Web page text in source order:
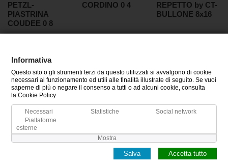
PETZL-
PIASTRINA
COUDEE 0 8
CORDINO 0 4
REPETTO by CT-
BULLONE 8x16
CATEGORIE
INFORMAZIONI
IL MIO ACCOUNT
Informativa
Questo sito o gli strumenti terzi da questo utilizzati si avvalgono di cookie
necessari al funzionamento ed utili alle finalità illustrate di seguito. Se vuoi
saperne di più o negare il consenso a tutti o ad alcuni cookie, consulta
la Cookie Policy
Necessari Statistiche
Social network
Piattaforme
esterne
Mostra
Accetta tutto
Salva